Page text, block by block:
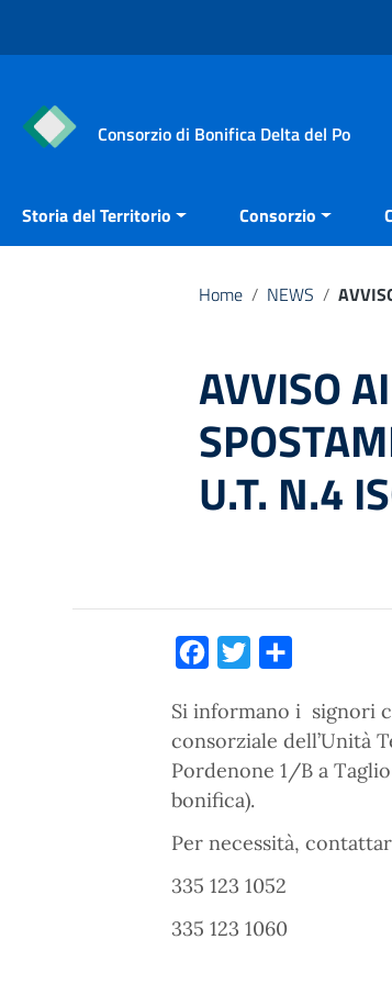
Consorzio di Bonifica Delta del Po
Storia del Territorio Consorzio
Home / NEWS /
AVVISO
U.T. N.4
Facebook
Twitter
Si informano i signori
consorziale dell’Unità
Pordenone 1/B a
bonifica).
Per necessità,
335 123 1052
335 123 1060